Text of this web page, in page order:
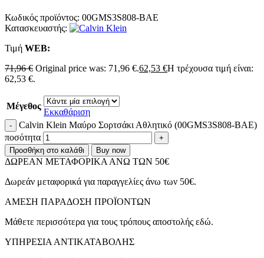
Κωδικός προϊόντος: 00GMS3S808-BAE
Κατασκευαστής:
Τιμή WΕΒ:
71,96€ Original price was: 71,96 €.62,53 €Η τρέχουσα τιμή είναι:
62,53 €.
Μέγεθος
Εκκαθάριση
Calvin Klein Μαύρο Σορτσάκι Αθλητικό (00GMS3S808-BAE)
ποσότητα
Προσθήκη στο καλάθι Buy now
ΔΩΡΕΑΝ ΜΕΤΑΦΟΡΙΚΑ ΑΝΩ ΤΩΝ 50€
Δωρεάν μεταφορικά για παραγγελίες άνω των 50€.
ΑMEΣΗ ΠΑΡΑΔΟΣΗ ΠΡΟΪΟΝΤΩΝ
Μάθετε περισσότερα για τους τρόπους αποστολής εδώ.
ΥΠΗΡΕΣΙΑ ΑΝΤΙΚΑΤΑΒΟΛΗΣ